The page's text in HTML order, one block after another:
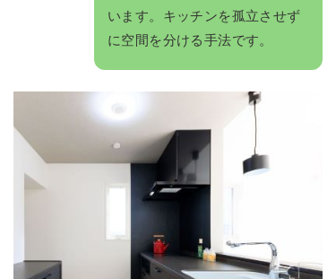
います。キッチンを孤立させず
に空間を分ける手法です。